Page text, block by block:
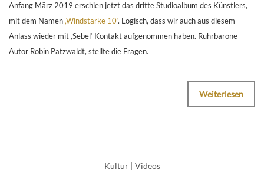
Anfang März 2019 erschien jetzt das dritte Studioalbum des Künstlers,
mit dem Namen ‚Windstärke 10‘. Logisch, dass wir auch aus diesem
Anlass wieder mit ‚Sebel‘ Kontakt aufgenommen haben. Ruhrbarone-
Autor Robin Patzwaldt, stellte die Fragen.
Weiterlesen
Kultur | Videos